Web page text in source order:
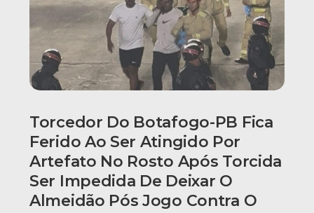
Torcedor Do Botafogo-PB Fica
Ferido Ao Ser Atingido Por
Artefato No Rosto Após Torcida
Ser Impedida De Deixar O
Almeidão Pós Jogo Contra O